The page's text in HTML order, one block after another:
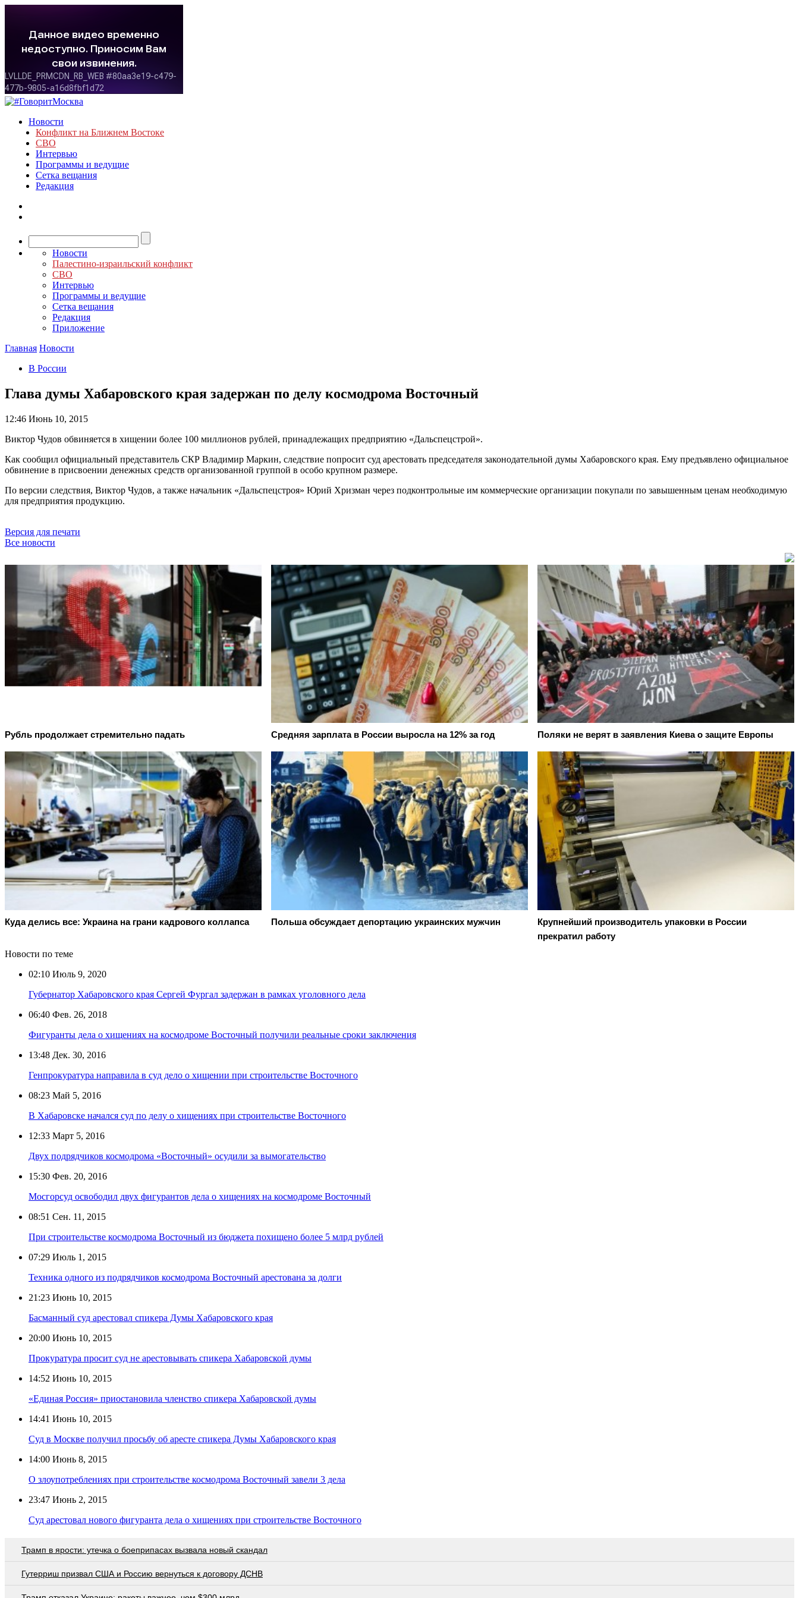
Новости
Конфликт на Ближнем Востоке
СВО
Интервью
Программы и ведущие
Сетка вещания
Редакция
Новости
Палестино-израильский конфликт
СВО
Интервью
Программы и ведущие
Сетка вещания
Редакция
Приложение
Главная Новости
В России
Глава думы Хабаровского края задержан по делу космодрома Восточный
12:46 Июнь 10, 2015
Виктор Чудов обвиняется в хищении более 100 миллионов рублей, принадлежащих предприятию «Дальспецстрой».
Как сообщил официальный представитель СКР Владимир Маркин, следствие попросит суд арестовать председателя законодательной думы Хабаровского края. Ему предъявлено официальное
обвинение в присвоении денежных средств организованной группой в особо крупном размере.
По версии следствия, Виктор Чудов, а также начальник «Дальспецстроя» Юрий Хризман через подконтрольные им коммерческие организации покупали по завышенным ценам необходимую
для предприятия продукцию.
Версия для печати
Все новости
Рубль продолжает стремительно падать Средняя зарплата в России выросла на 12% за год Поляки не верят в заявления Киева о защите Европы
Куда делись все: Украина на грани кадрового коллапса Польша обсуждает депортацию украинских мужчин
Крупнейший производитель упаковки в России
прекратил работу
Новости по теме
02:10 Июль 9, 2020
Губернатор Хабаровского края Сергей Фургал задержан в рамках уголовного дела
06:40 Фев. 26, 2018
Фигуранты дела о хищениях на космодроме Восточный получили реальные сроки заключения
13:48 Дек. 30, 2016
Генпрокуратура направила в суд дело о хищении при строительстве Восточного
08:23 Май 5, 2016
В Хабаровске начался суд по делу о хищениях при строительстве Восточного
12:33 Март 5, 2016
Двух подрядчиков космодрома «Восточный» осудили за вымогательство
15:30 Фев. 20, 2016
Мосгорсуд освободил двух фигурантов дела о хищениях на космодроме Восточный
08:51 Сен. 11, 2015
При строительстве космодрома Восточный из бюджета похищено более 5 млрд рублей
07:29 Июль 1, 2015
Техника одного из подрядчиков космодрома Восточный арестована за долги
21:23 Июнь 10, 2015
Басманный суд арестовал спикера Думы Хабаровского края
20:00 Июнь 10, 2015
Прокуратура просит суд не арестовывать спикера Хабаровской думы
14:52 Июнь 10, 2015
«Единая Россия» приостановила членство спикера Хабаровской думы
14:41 Июнь 10, 2015
Суд в Москве получил просьбу об аресте спикера Думы Хабаровского края
14:00 Июнь 8, 2015
О злоупотреблениях при строительстве космодрома Восточный завели 3 дела
23:47 Июнь 2, 2015
Суд арестовал нового фигуранта дела о хищениях при строительстве Восточного
Трамп в ярости: утечка о боеприпасах вызвала новый скандал
Гутерриш призвал США и Россию вернуться к договору ДСНВ